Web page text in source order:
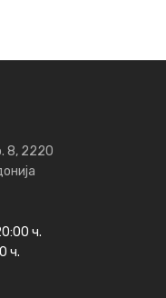
8, 2220
ч.
ч.